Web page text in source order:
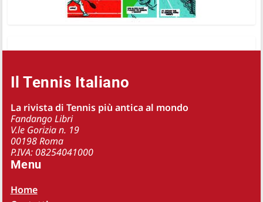
Il Tennis Italiano
La rivista di Tennis più antica al mondo
Fandango Libri
V.le Gorizia n. 19
00198 Roma
P.IVA: 08254041000
Menu
Home